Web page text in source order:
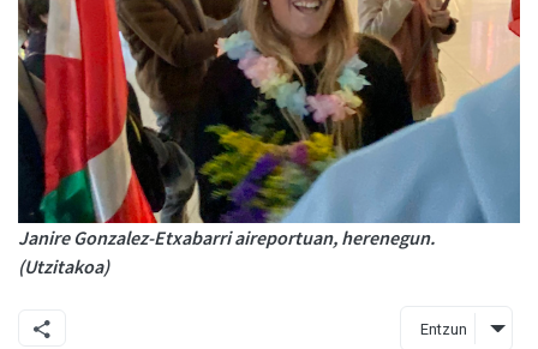
Janire Gonzalez-Etxabarri aireportuan, herenegun.
(Utzitakoa)
Entzun